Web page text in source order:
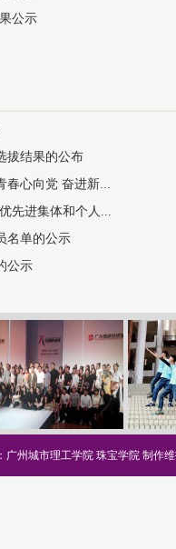
公示
拔结果的公布
春心向党 奋进新...
先进集体和个人...
名单的公示
公示
广州城市理工学院 珠宝学院 制作